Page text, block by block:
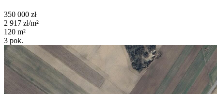
350 000 zł
2 917 zł/m²
120 m²
3 pok.